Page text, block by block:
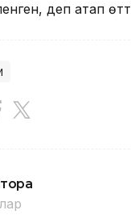
деп атап